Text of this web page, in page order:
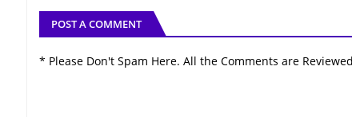
POST A COMMENT
* Please Don't Spam Here. All the Comments are